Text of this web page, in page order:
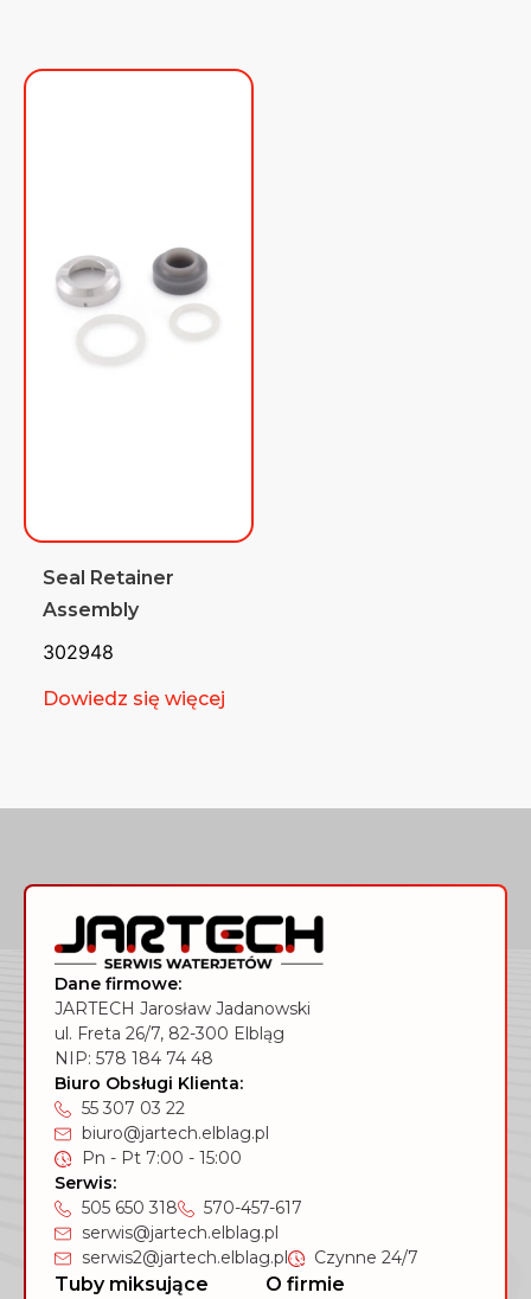
Seal Retainer
Assembly
302948
Dowiedz się więcej
Dane firmowe:
JARTECH Jarosław Jadanowski
ul. Freta 26/7, 82-300 Elbląg
NIP: 578 184 74 48
Biuro Obsługi Klienta:
55 307 03 22
biuro@jartech.elblag.pl
Pn - Pt 7:00 - 15:00
Serwis:
505 650 318
570-457-617
serwis@jartech.elblag.pl
serwis2@jartech.elblag.pl
Czynne 24/7
Tuby miksujące O firmie